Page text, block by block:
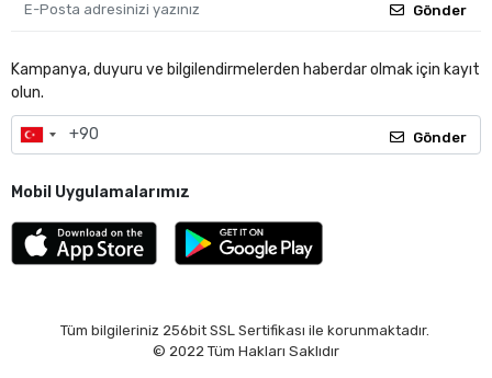
Gönder
Kampanya, duyuru ve bilgilendirmelerden haberdar olmak için kayıt
olun.
Gönder
Mobil Uygulamalarımız
Tüm bilgileriniz 256bit SSL Sertifikası ile korunmaktadır.
© 2022 Tüm Hakları Saklıdır